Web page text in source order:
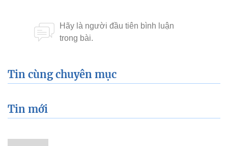
Tin cùng chuyên mục
Tin mới